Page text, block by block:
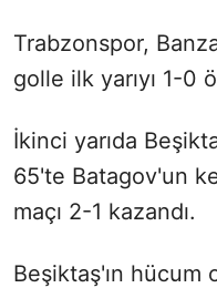
Trabzonspor,
golle ilk yarıyı 1-0
İkinci yarıda
65'te Batagov'un
maçı 2-1 kazandı.
Beşiktaş'ın hücum